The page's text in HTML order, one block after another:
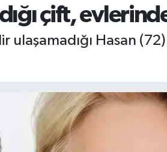
çift,
ulaşamadığı Hasan